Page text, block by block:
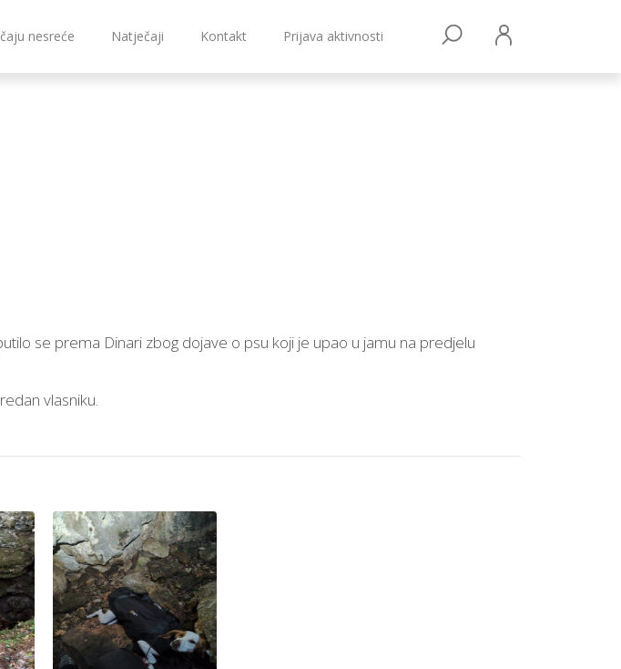
nesreće Natječaji Kontakt Prijava aktivnosti
se prema Dinari zbog dojave o psu koji je upao u jamu na predjelu
vlasniku.